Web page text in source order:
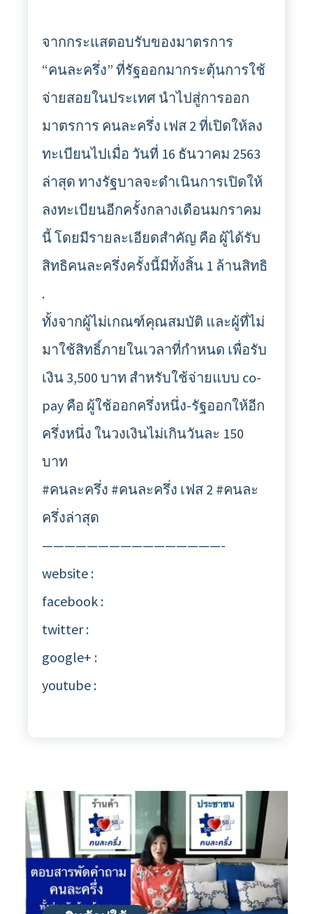
จากกระแสตอบรับของมาตรการ
“คนละครึ่ง” ที่รัฐออกมากระตุ้นการใช้
จ่ายสอยในประเทศ นำไปสู่การออก
มาตรการ คนละครึ่ง เฟส 2 ที่เปิดให้ลง
ทะเบียนไปเมื่อ วันที่ 16 ธันวาคม 2563
ล่าสุด ทางรัฐบาลจะดำเนินการเปิดให้
ลงทะเบียนอีกครั้งกลางเดือนมกราคม
นี้ โดยมีรายละเอียดสำคัญ คือ ผู้ได้รับ
สิทธิคนละครึ่งครั้งนี้มีทั้งสิ้น 1 ล้านสิทธิ
.
ทั้งจากผู้ไม่เกณฑ์คุณสมบัติ และผู้ที่ไม่
มาใช้สิทธิ์ภายในเวลาที่กำหนด เพื่อรับ
เงิน 3,500 บาท สำหรับใช้จ่ายแบบ co-
pay คือ ผู้ใช้ออกครึ่งหนึ่ง-รัฐออกให้อีก
ครึ่งหนึ่ง ในวงเงินไม่เกินวันละ 150
บาท
#คนละครึ่ง #คนละครึ่ง เฟส 2 #คนละ
ครึ่งล่าสุด
————————————————-
website :
facebook :
twitter :
google+ :
youtube :